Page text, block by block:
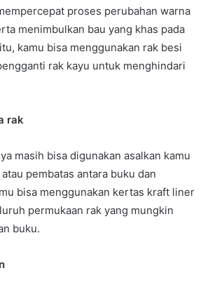
proses perubahan warna
menimbulkan bau yang khas pada
kamu bisa menggunakan rak besi
rak kayu untuk menghindari
rak
masih bisa digunakan asalkan kamu
pembatas antara buku dan
bisa menggunakan kertas kraft liner
permukaan rak yang mungkin
buku.